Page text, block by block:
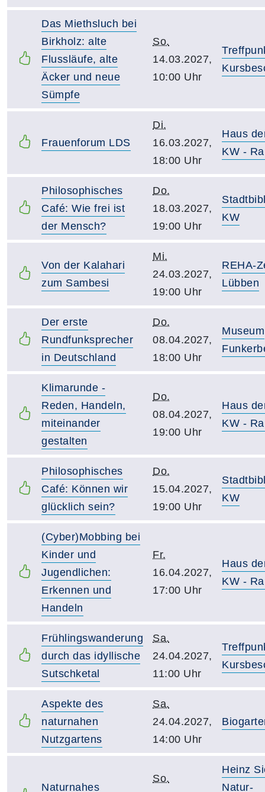
Das Miethsluch bei
Birkholz: alte
Flussläufe, alte
Äcker und neue
Sümpfe
So.
14.03.2027,
10:00 Uhr
Frauenforum LDS
Di.
16.03.2027,
18:00 Uhr
Haus
KW -
Philosophisches
Café: Wie frei ist
der Mensch?
Do.
18.03.2027,
19:00 Uhr
KW
Von der Kalahari
zum Sambesi
Mi.
24.03.2027,
19:00 Uhr
REHA-
Lübben
Der erste
Rundfunksprecher
in Deutschland
Do.
08.04.2027,
18:00 Uhr
Museum
Klimarunde -
Reden, Handeln,
miteinander
gestalten
Do.
08.04.2027,
19:00 Uhr
Haus
KW -
Philosophisches
Café: Können wir
glücklich sein?
Do.
15.04.2027,
19:00 Uhr
KW
(Cyber)Mobbing bei
Kinder und
Jugendlichen:
Erkennen und
Handeln
Fr.
16.04.2027,
17:00 Uhr
Haus
KW -
Frühlingswanderung
durch das idyllische
Sutschketal
Sa.
24.04.2027,
11:00 Uhr
Aspekte des
naturnahen
Nutzgartens
Sa.
24.04.2027,
14:00 Uhr
Naturnahes
So.
Heinz
Natur-